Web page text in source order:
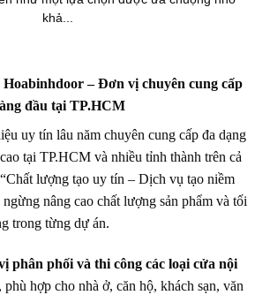
Hoabinhdoor – Đơn vị chuyên cung cấp
tại TP.HCM và nhiều tỉnh thành trên cả
lượng tạo uy tín – Dịch vụ tạo niềm
nâng cao chất lượng sản phẩm và tối
trong từng dự án.
phân phối và thi công các loại cửa nội
phù hợp cho nhà ở, căn hộ, khách sạn, văn
lực tại Hoabinhdoor gồm: